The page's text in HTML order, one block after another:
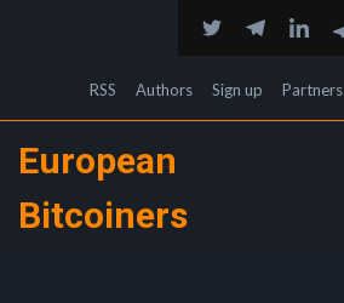
RSS Authors Sign up Partners
European
Bitcoiners